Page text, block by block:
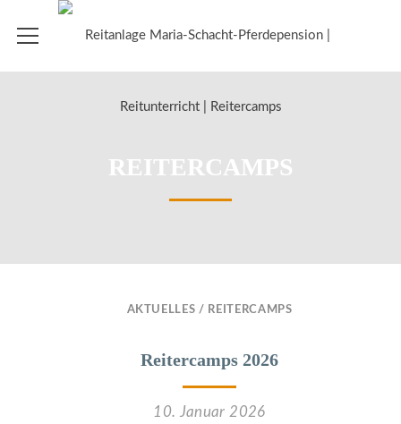
REITERCAMPS
AKTUELLES / REITERCAMPS
Reitercamps 2026
10. Januar 2026